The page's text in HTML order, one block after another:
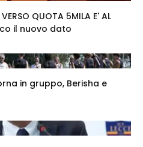
QUOTA 5MILA E' AL
il nuovo dato
in gruppo, Berisha e